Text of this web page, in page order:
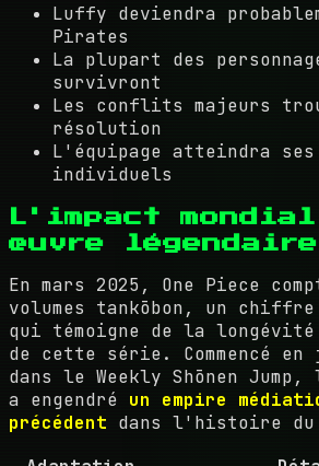
Luffy deviendra
Pirates
La plupart des
survivront
Les conflits majeurs
résolution
L'équipage atteindra ses
individuels
L'impact
œuvre légendaire
En mars 2025, One Piece
volumes tankōbon, un chiffre
qui témoigne de la
de cette série. Commencé
dans le Weekly Shōnen Jump,
a engendré un empire
précédent dans l'histoire du